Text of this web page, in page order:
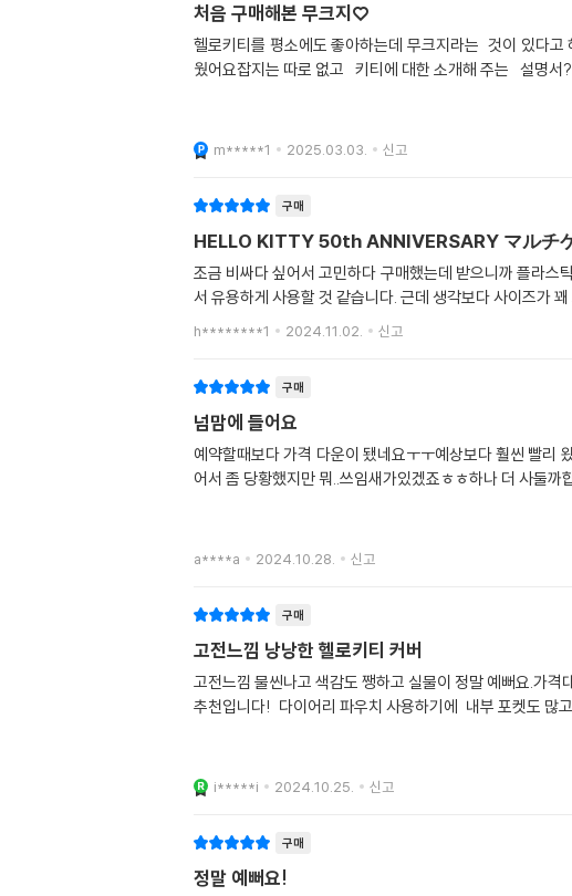
처음 구매해본 무크지♡
헬로키티를 평소에도 좋아하는데 무크지라는 것이 있다고
웠어요잡지는 따로 없고 키티에 대한 소개해 주는 설명
m*****1 2025.03.03. 신고
구매
HELLO KITTY 50th ANNIVERSARY マルチ
조금 비싸다 싶어서 고민하다 구매했는데 받으니까 플라스
서 유용하게 사용할 것 같습니다. 근데 생각보다 사이즈가
h********1 2024.11.02. 신고
구매
넘맘에 들어요
예약할때보다 가격 다운이 됐네요ㅜㅜ예상보다 훨씬 빨리
어서 좀 당황했지만 뭐..쓰임새가있겠죠ㅎㅎ하나 더 사둘까
a****a 2024.10.28. 신고
구매
고전느낌 낭낭한 헬로키티 커버
고전느낌 물씬나고 색감도 쨍하고 실물이 정말 예뻐요.가
추천입니다! 다이어리 파우치 사용하기에 내부 포켓도 많
i*****i 2024.10.25. 신고
구매
정말 예뻐요!